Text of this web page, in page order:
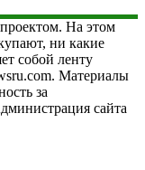
На этом
ни какие
собой ленту
Материалы
за
сайта